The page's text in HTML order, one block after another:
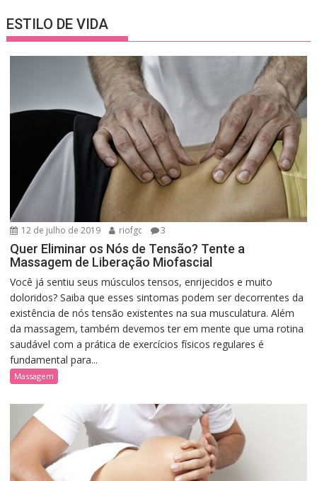
ESTILO DE VIDA
12 de julho de 2019 riofgc 3
Quer Eliminar os Nós de Tensão? Tente a
Massagem de Liberação Miofascial
Você já sentiu seus músculos tensos, enrijecidos e muito
doloridos? Saiba que esses sintomas podem ser decorrentes da
existência de nós tensão existentes na sua musculatura. Além
da massagem, também devemos ter em mente que uma rotina
saudável com a prática de exercícios físicos regulares é
fundamental para...
Massagem